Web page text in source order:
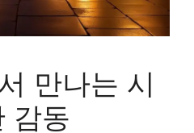
만나는 시
감동